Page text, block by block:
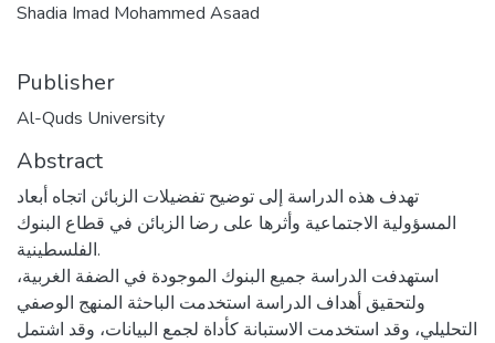
Shadia Imad Mohammed Asaad
Publisher
Al-Quds University
Abstract
تهدف هذه الدراسة إلى توضيح تفضيلات الزبائن اتجاه أبعاد
المسؤولية الاجتماعية وأثرها على رضا الزبائن في قطاع البنوك
الفلسطينية.
استهدفت الدراسة جميع البنوك الموجودة في الضفة الغربية،
ولتحقيق أهداف الدراسة استخدمت الباحثة المنهج الوصفي
التحليلي، وقد استخدمت الاستبانة كأداة لجمع البيانات، وقد اشتمل